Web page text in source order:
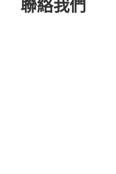
聯絡我們